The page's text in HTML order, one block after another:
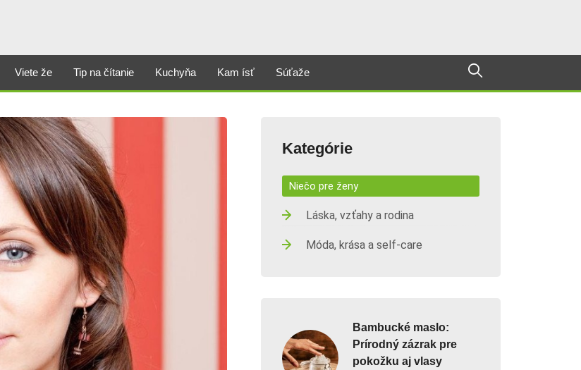
Viete že Tip na čítanie Kuchyňa Kam ísť Súťaže
Kategórie
Niečo pre ženy
Láska, vzťahy a rodina
Móda, krása a self-care
Bambucké maslo:
Prírodný zázrak pre
pokožku aj vlasy